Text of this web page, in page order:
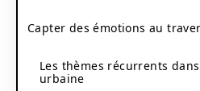
Capter des émotions au
Les thèmes récurrents
urbaine